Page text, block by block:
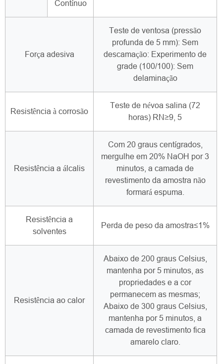
Contínuo
Força adesiva
Teste de ventosa (pressão
profunda de 5 mm): Sem
descamação: Experimento de
grade (100/100): Sem
delaminação
Resistência à corrosão
Teste de névoa salina (72
horas) RN≥9, 5
Resistência a álcalis
Com 20 graus centígrados,
mergulhe em 20% NaOH por 3
minutos, a camada de
revestimento da amostra não
formará espuma.
Resistência a
solventes
Perda de peso da amostra≤1%
Resistência ao calor
Abaixo de 200 graus Celsius,
mantenha por 5 minutos, as
propriedades e a cor
permanecem as mesmas;
Abaixo de 300 graus Celsius,
mantenha por 5 minutos, a
camada de revestimento fica
amarelo claro.